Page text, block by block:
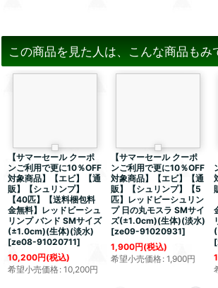
この商品を見た人は、こんな商品もみ
【サマーセール クーポ
ンご利用で更に10％OFF
対象商品】【エビ】【通
販】【シュリンプ】
【40匹】【送料梱包料
金無料】レッドビーシュ
リンプ バンド SMサイズ
(±1.0cm)(生体)(淡水)
[ze08-91020711]
10,200円(税込)
希望小売価格: 10,200円
【サマーセール クーポ
ンご利用で更に10％OFF
対象商品】【エビ】【通
販】【シュリンプ】【5
匹】レッドビーシュリン
プ 日の丸モスラ SMサイ
ズ(±1.0cm)(生体)(淡水)
[ze09-91020931]
1,900円(税込)
希望小売価格: 1,900円
[